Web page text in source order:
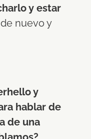
y estar
nuevo y
y
hablar de
de una